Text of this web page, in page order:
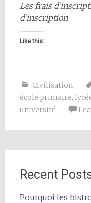
Les frais
d’inscription
Like this:
Civilisation
école primaire,
université
Recent
Pourquoi les